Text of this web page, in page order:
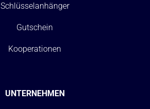
Schlüsselanhänger
Gutschein
Kooperationen
UNTERNEHMEN